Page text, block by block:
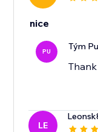
nice
PU Tým
LE